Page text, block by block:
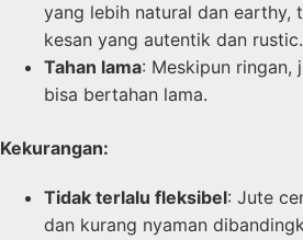
yang lebih natural dan earthy,
kesan yang autentik dan rustic.
Tahan lama: Meskipun ringan,
bisa bertahan lama.
Kekurangan:
Tidak terlalu fleksibel: Jute
dan kurang nyaman